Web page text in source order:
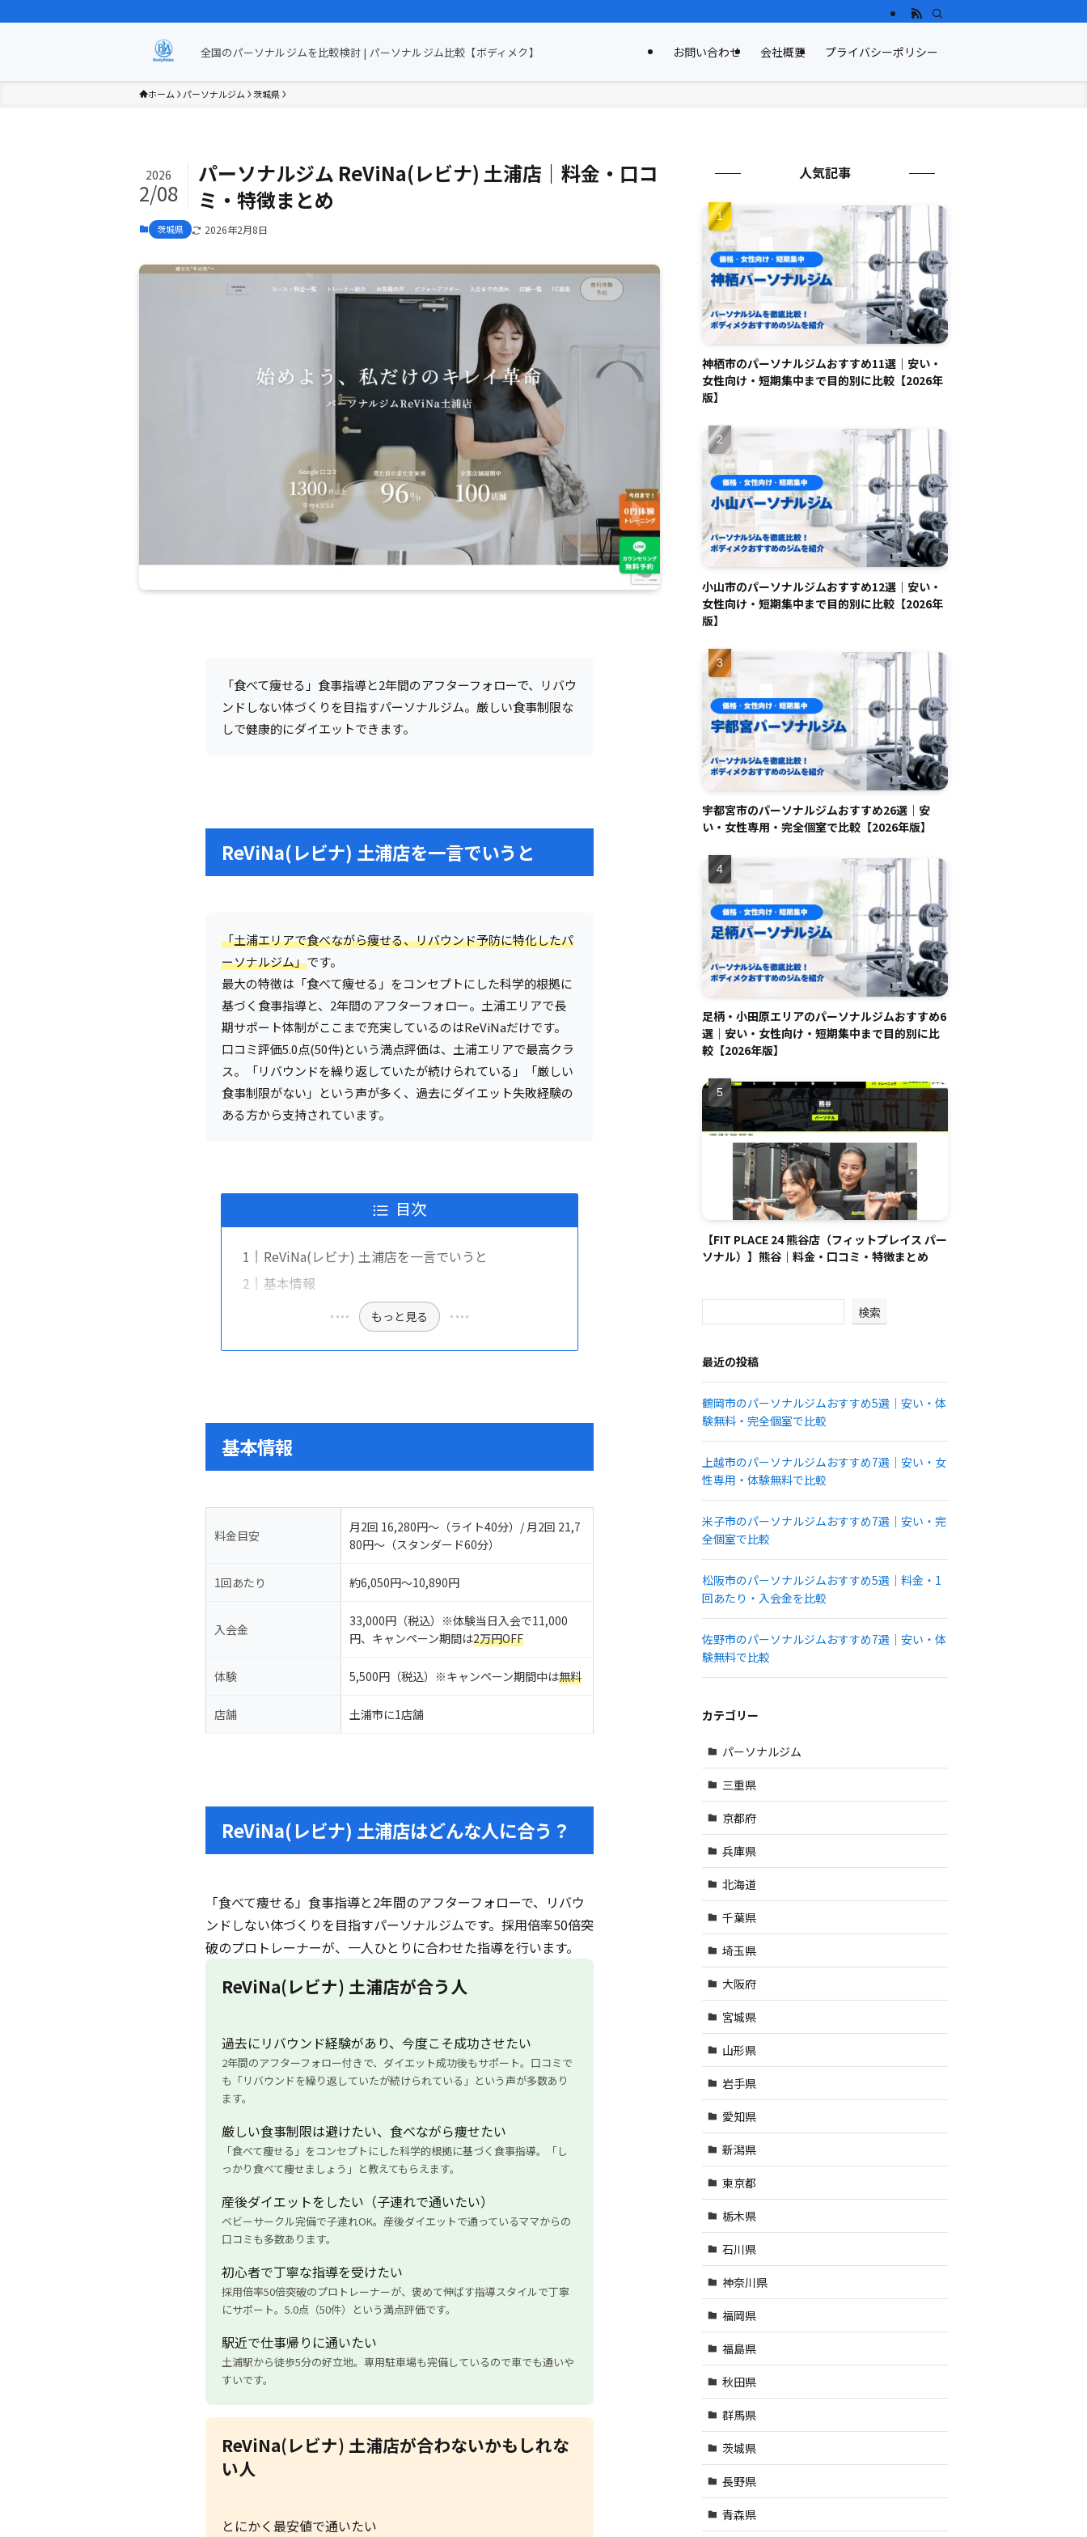
全国のパーソナルジムを比較検討 | パーソナルジム比較【ボディメク】 お問い合わせ 会社概要 プライバシーポリシー
ホーム パーソナルジム 茨城県
パーソナルジム ReViNa(レビナ) 土浦店｜料金・口コ
ミ・特徴まとめ
2026
2/08
茨城県 2026年2月8日
「食べて痩せる」食事指導と2年間のアフターフォローで、リバウ
ンドしない体づくりを目指すパーソナルジム。厳しい食事制限な
しで健康的にダイエットできます。
ReViNa(レビナ) 土浦店を一言でいうと
「土浦エリアで食べながら痩せる、リバウンド予防に特化したパ
ーソナルジム」です。
最大の特徴は「食べて痩せる」をコンセプトにした科学的根拠に
基づく食事指導と、2年間のアフターフォロー。土浦エリアで長
期サポート体制がここまで充実しているのはReViNaだけです。
口コミ評価5.0点(50件)という満点評価は、土浦エリアで最高クラ
ス。「リバウンドを繰り返していたが続けられている」「厳しい
食事制限がない」という声が多く、過去にダイエット失敗経験の
ある方から支持されています。
目次
ReViNa(レビナ) 土浦店を一言でいうと
基本情報
もっと見る
基本情報
料金目安
月2回 16,280円～（ライト40分）/ 月2回 21,7
80円～（スタンダード60分）
1回あたり 約6,050円～10,890円
入会金
33,000円（税込）※体験当日入会で11,000
円、キャンペーン期間は2万円OFF
体験 5,500円（税込）※キャンペーン期間中は無料
店舗 土浦市に1店舗
ReViNa(レビナ) 土浦店はどんな人に合う？
「食べて痩せる」食事指導と2年間のアフターフォローで、リバウ
ンドしない体づくりを目指すパーソナルジムです。採用倍率50倍突
破のプロトレーナーが、一人ひとりに合わせた指導を行います。
ReViNa(レビナ) 土浦店が合う人
過去にリバウンド経験があり、今度こそ成功させたい
2年間のアフターフォロー付きで、ダイエット成功後もサポート。口コミで
も「リバウンドを繰り返していたが続けられている」という声が多数あり
ます。
厳しい食事制限は避けたい、食べながら痩せたい
「食べて痩せる」をコンセプトにした科学的根拠に基づく食事指導。「し
っかり食べて痩せましょう」と教えてもらえます。
産後ダイエットをしたい（子連れで通いたい）
ベビーサークル完備で子連れOK。産後ダイエットで通っているママからの
口コミも多数あります。
初心者で丁寧な指導を受けたい
採用倍率50倍突破のプロトレーナーが、褒めて伸ばす指導スタイルで丁寧
にサポート。5.0点（50件）という満点評価です。
駅近で仕事帰りに通いたい
土浦駅から徒歩5分の好立地。専用駐車場も完備しているので車でも通いや
すいです。
ReViNa(レビナ) 土浦店が合わないかもしれな
い人
とにかく最安値で通いたい
人気記事
神栖市のパーソナルジムおすすめ11選｜安い・
女性向け・短期集中まで目的別に比較【2026年
版】
小山市のパーソナルジムおすすめ12選｜安い・
女性向け・短期集中まで目的別に比較【2026年
版】
宇都宮市のパーソナルジムおすすめ26選｜安
い・女性専用・完全個室で比較【2026年版】
足柄・小田原エリアのパーソナルジムおすすめ6
選｜安い・女性向け・短期集中まで目的別に比
較【2026年版】
【FIT PLACE 24 熊谷店（フィットプレイス パー
ソナル）】熊谷｜料金・口コミ・特徴まとめ
検索
最近の投稿
鶴岡市のパーソナルジムおすすめ5選｜安い・体
験無料・完全個室で比較
上越市のパーソナルジムおすすめ7選｜安い・女
性専用・体験無料で比較
米子市のパーソナルジムおすすめ7選｜安い・完
全個室で比較
松阪市のパーソナルジムおすすめ5選｜料金・1
回あたり・入会金を比較
佐野市のパーソナルジムおすすめ7選｜安い・体
験無料で比較
カテゴリー
パーソナルジム
三重県
京都府
兵庫県
北海道
千葉県
埼玉県
大阪府
宮城県
山形県
岩手県
愛知県
新潟県
東京都
栃木県
石川県
神奈川県
福岡県
福島県
秋田県
群馬県
茨城県
長野県
青森県